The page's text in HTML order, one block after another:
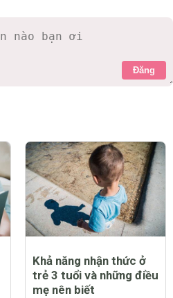
Đăng
Khả năng nhận thức ở
trẻ 3 tuổi và những điều
mẹ nên biết